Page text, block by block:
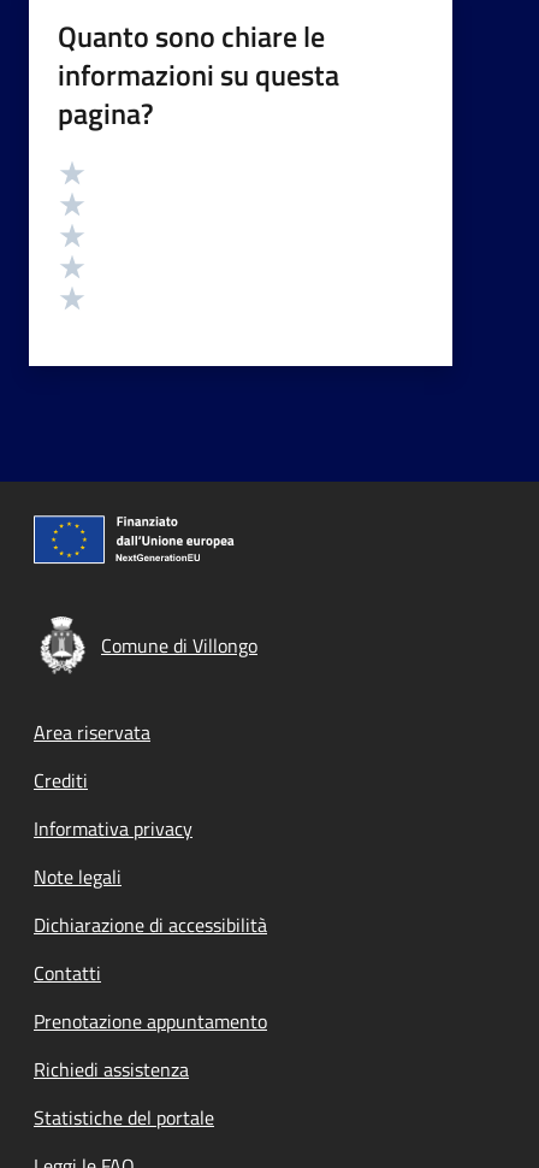
Quanto sono chiare le
informazioni su questa
pagina?
Valutazione
Comune di Villongo
Footer menu
Area riservata
Crediti
Informativa privacy
Note legali
Dichiarazione di accessibilità
Contatti
Prenotazione appuntamento
Richiedi assistenza
Statistiche del portale